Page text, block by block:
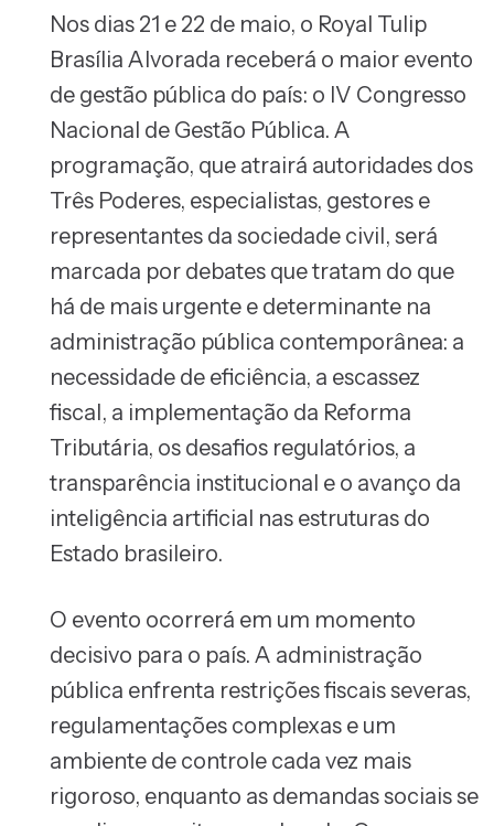
Nos dias 21 e 22 de maio, o Royal Tulip
Brasília Alvorada receberá o maior evento
de gestão pública do país: o IV Congresso
Nacional de Gestão Pública. A
programação, que atrairá autoridades dos
Três Poderes, especialistas, gestores e
representantes da sociedade civil, será
marcada por debates que tratam do que
há de mais urgente e determinante na
administração pública contemporânea: a
necessidade de eficiência, a escassez
fiscal, a implementação da Reforma
Tributária, os desafios regulatórios, a
transparência institucional e o avanço da
inteligência artificial nas estruturas do
Estado brasileiro.
O evento ocorrerá em um momento
decisivo para o país. A administração
pública enfrenta restrições fiscais severas,
regulamentações complexas e um
ambiente de controle cada vez mais
rigoroso, enquanto as demandas sociais se